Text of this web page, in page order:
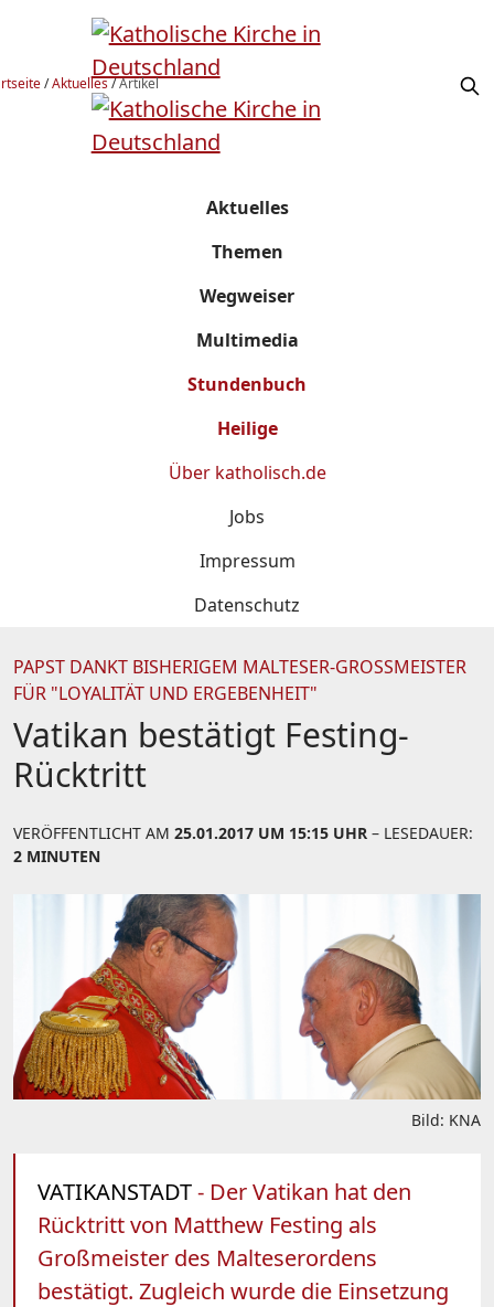
/Aktuelles/Artikel
Aktuelles
Themen
Wegweiser
Multimedia
Stundenbuch
Heilige
Über katholisch.de
Jobs
Impressum
Datenschutz
PAPST DANKT BISHERIGEM MALTESER-GROSSMEISTER F
ÜR "LOYALITÄT UND ERGEBENHEIT"
Vatikan bestätigt Festing-
Rücktritt
VERÖFFENTLICHT AM 25.01.2017 UM 15:15 UHR – LESEDAUER:
2 MINUTEN
Bild: KNA
VATIKANSTADT- Der Vatikan hat den
Rücktritt von Matthew Festing als
Großmeister des Malteserordens
bestätigt. Zugleich wurde die Einsetzung